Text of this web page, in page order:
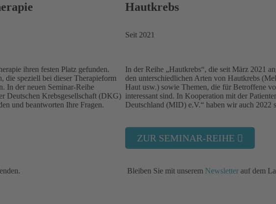
ihren festen Platz gefunden.
die speziell bei dieser Therapieform
In der neuen Seminar-Reihe
Deutschen Krebsgesellschaft (DKG)
und beantworten Ihre Fragen.
Hautkrebs
Seit 2021
In der Reihe „Hautkrebs“, die seit März 2021
den unterschiedlichen Arten von Hautkrebs
Haut usw.) sowie Themen, die für Betroffene
interessant sind. In Kooperation mit der
Deutschland (MID) e.V.“ haben wir auch 2022
ZUR SEMINAR-REIHE
Bleiben Sie mit unserem Newsletter auf dem